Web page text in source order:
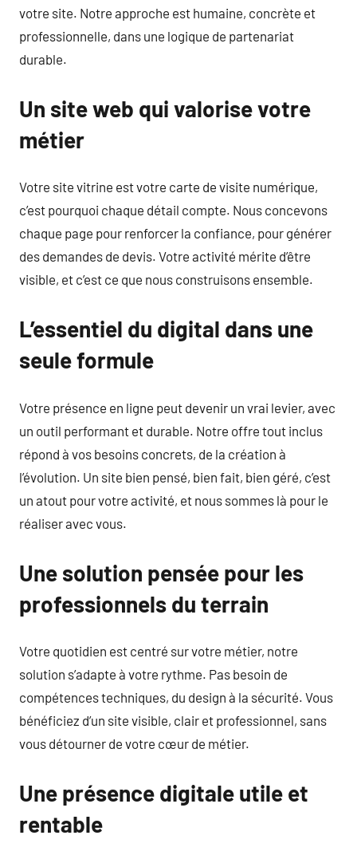
votre site. Notre approche est humaine, concrète et
professionnelle, dans une logique de partenariat
durable.
Un site web qui valorise votre
métier
Votre site vitrine est votre carte de visite numérique,
c’est pourquoi chaque détail compte. Nous concevons
chaque page pour renforcer la confiance, pour générer
des demandes de devis. Votre activité mérite d’être
visible, et c’est ce que nous construisons ensemble.
L’essentiel du digital dans une
seule formule
Votre présence en ligne peut devenir un vrai levier, avec
un outil performant et durable. Notre offre tout inclus
répond à vos besoins concrets, de la création à
l’évolution. Un site bien pensé, bien fait, bien géré, c’est
un atout pour votre activité, et nous sommes là pour le
réaliser avec vous.
Une solution pensée pour les
professionnels du terrain
Votre quotidien est centré sur votre métier, notre
solution s’adapte à votre rythme. Pas besoin de
compétences techniques, du design à la sécurité. Vous
bénéficiez d’un site visible, clair et professionnel, sans
vous détourner de votre cœur de métier.
Une présence digitale utile et
rentable